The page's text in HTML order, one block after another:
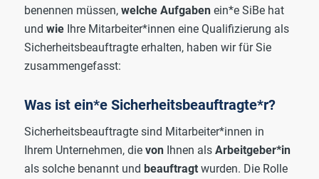
benennen müssen, welche Aufgabenein*e SiBe hat
und wieIhre Mitarbeiter*innen eine Qualifizierung als
Sicherheitsbeauftragte erhalten, haben wir für Sie
zusammengefasst:
Was ist ein*e Sicherheitsbeauftragte*r?
Sicherheitsbeauftragte sind Mitarbeiter*innen in
Ihrem Unternehmen, die vonIhnen als Arbeitgeber*in
als solche benannt und beauftragtwurden. Die Rolle